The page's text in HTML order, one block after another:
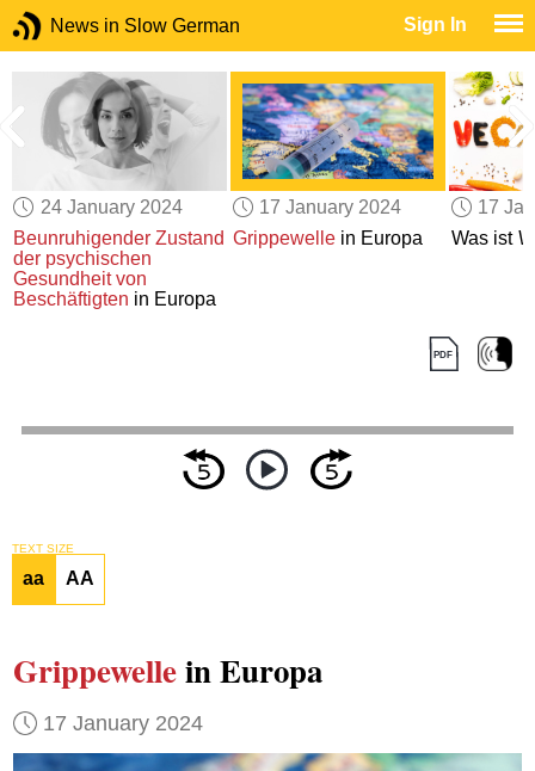
News in Slow German Sign In
24 January 2024
Beunruhigender Zustand
der psychischen
Gesundheit von
Beschäftigten in Europa
17 January 2024
Grippewellein Europa
17
Was ist
TEXT SIZE
aa AA
Grippewellein Europa
17 January 2024